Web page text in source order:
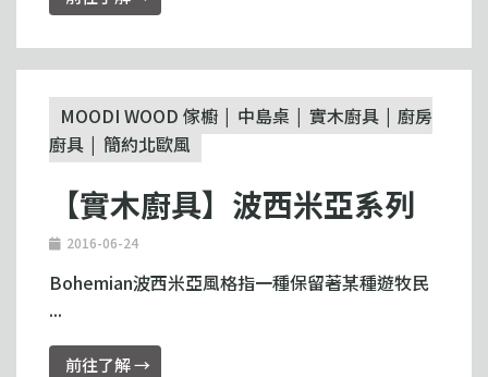
MOODI WOOD 傢櫥 中島桌 實木廚具
廚房
廚具
簡約北歐風
【實木廚具】波西米亞系列
2016-06-24
Bohemian波西米亞風格指一種保留著某種遊牧民
...
前往了解 →